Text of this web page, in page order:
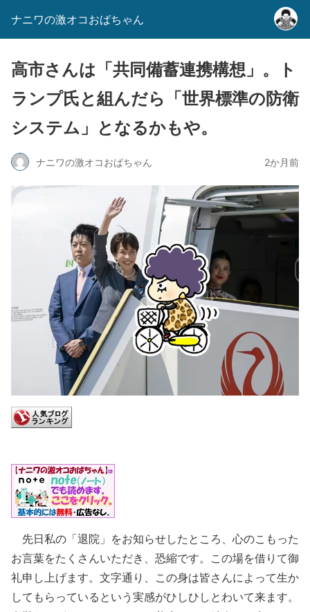
ナニワの激オコおばちゃん
高市さんは「共同備蓄連携構想」。ト
ランプ氏と組んだら「世界標準の防衛
システム」となるかもや。
ナニワの激オコおばちゃん 2か月前
先日私の「退院」をお知らせしたところ、心のこもった
お言葉をたくさんいただき、恐縮です。この場を借りて御
礼申し上げます。文字通り、この身は皆さんによって生か
してもらっているという実感がひしひしとわいて来ます。